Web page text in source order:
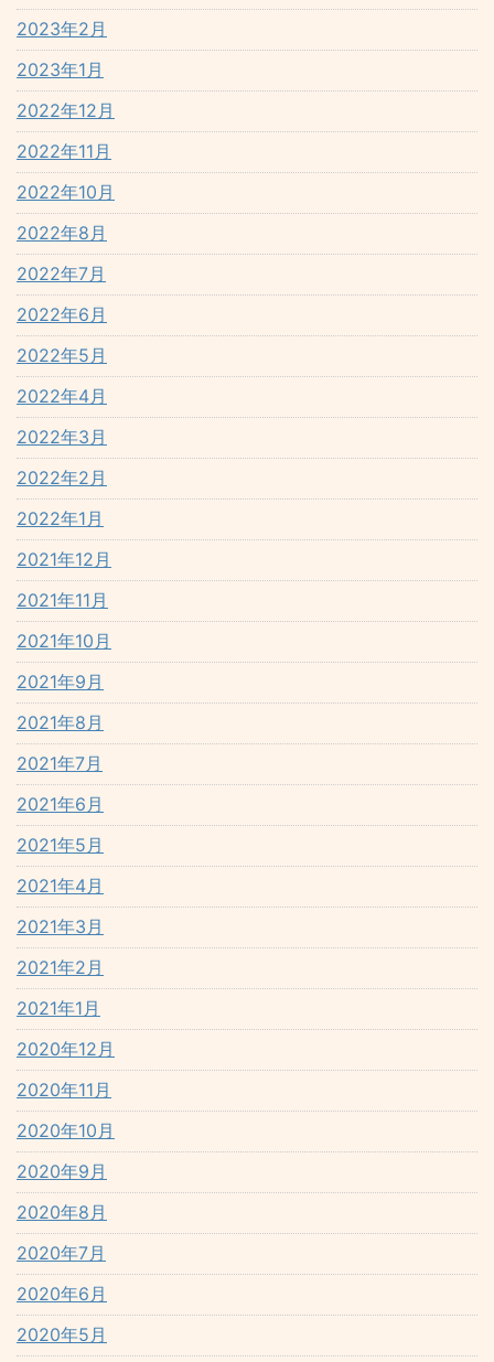
2023年2月
2023年1月
2022年12月
2022年11月
2022年10月
2022年8月
2022年7月
2022年6月
2022年5月
2022年4月
2022年3月
2022年2月
2022年1月
2021年12月
2021年11月
2021年10月
2021年9月
2021年8月
2021年7月
2021年6月
2021年5月
2021年4月
2021年3月
2021年2月
2021年1月
2020年12月
2020年11月
2020年10月
2020年9月
2020年8月
2020年7月
2020年6月
2020年5月